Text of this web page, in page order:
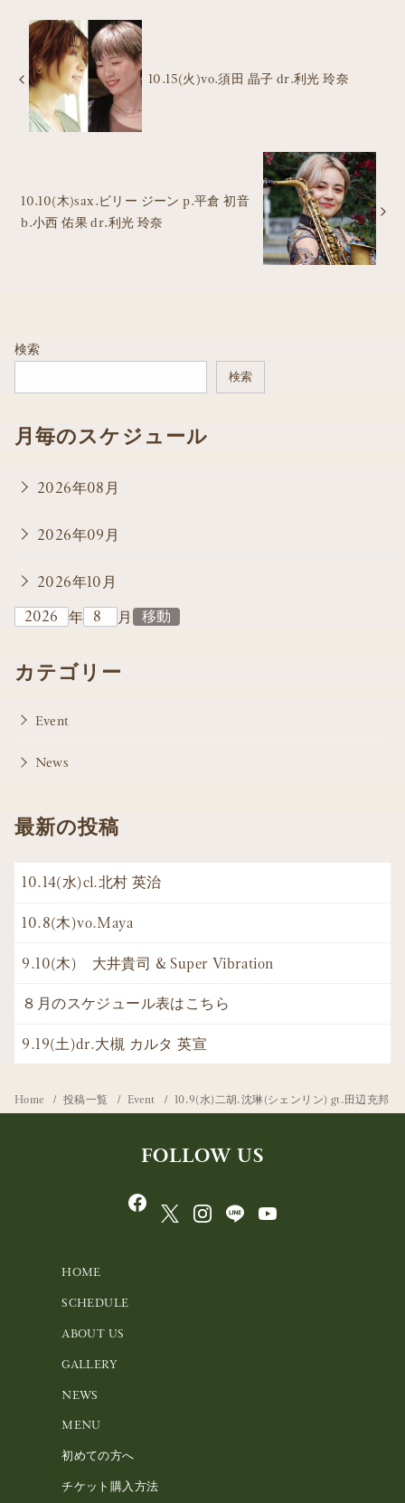
10.15(火)vo.須田 晶子 dr.利光 玲奈
10.10(木)sax.ビリー ジーン p.平倉 初音
b.小西 佑果 dr.利光 玲奈
検索
検索
月毎のスケジュール
2026年08月
2026年09月
2026年10月
年
月
カテゴリー
Event
News
最新の投稿
10.14(水)cl.北村 英治
10.8(木)vo.Maya
9.10(木) 大井貴司 & Super Vibration
８月のスケジュール表はこちら
9.19(土)dr.大槻 カルタ 英宣
Home 投稿一覧 Event 10.9(水)二胡.沈琳(シェンリン) gt.田辺充邦
FOLLOW US
HOME
SCHEDULE
ABOUT US
GALLERY
NEWS
MENU
初めての方へ
チケット購入方法